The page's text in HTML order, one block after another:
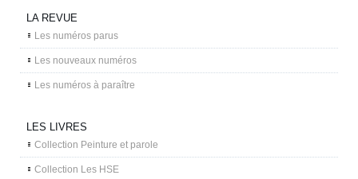
LA REVUE
Les numéros parus
Les nouveaux numéros
Les numéros à paraître
LES LIVRES
Collection Peinture et parole
Collection Les HSE